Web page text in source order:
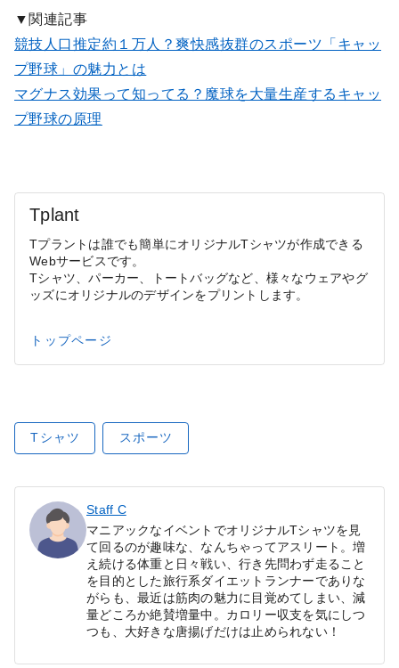
▼関連記事
競技人口推定約１万人？爽快感抜群のスポーツ「キャッ
プ野球」の魅力とは
マグナス効果って知ってる？魔球を大量生産するキャッ
プ野球の原理
Tplant
Tプラントは誰でも簡単にオリジナルTシャツが作成できる
Webサービスです。
Tシャツ、パーカー、トートバッグなど、様々なウェアやグ
ッズにオリジナルのデザインをプリントします。
トップページ
Tシャツ スポーツ
Staff C
マニアックなイベントでオリジナルTシャツを見
て回るのが趣味な、なんちゃってアスリート。増
え続ける体重と日々戦い、行き先問わず走ること
を目的とした旅行系ダイエットランナーでありな
がらも、最近は筋肉の魅力に目覚めてしまい、減
量どころか絶賛増量中。カロリー収支を気にしつ
つも、大好きな唐揚げだけは止められない！